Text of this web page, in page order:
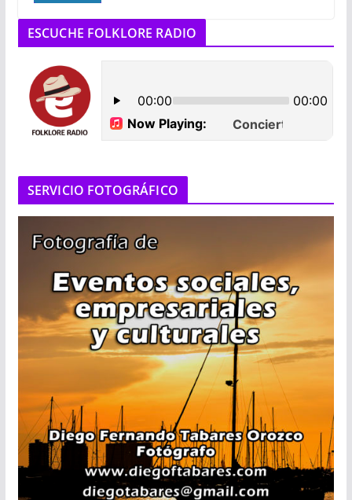
ESCUCHE FOLKLORE RADIO
SERVICIO FOTOGRÁFICO